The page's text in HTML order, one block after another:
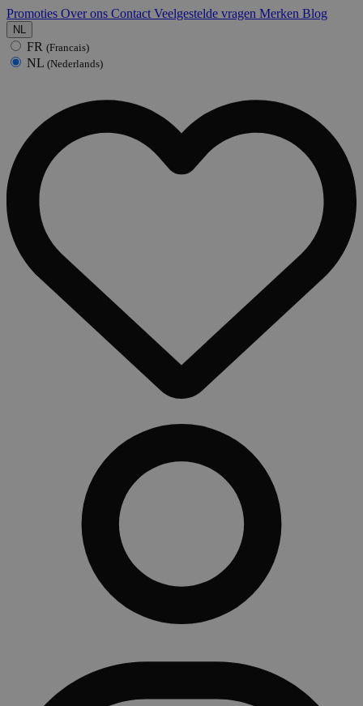
Promoties Over ons Contact Veelgestelde vragen Merken Blog
NL
FR (Francais)
NL (Nederlands)